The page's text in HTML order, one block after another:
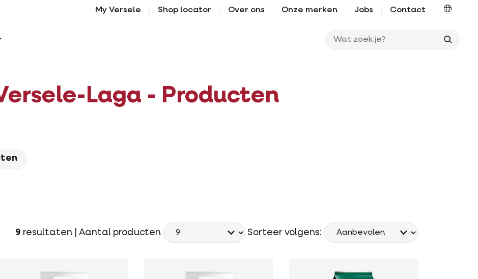
My Versele Shop locator Over ons Onze merken Jobs Contact
Laga - Producten
9 resultaten | Aantal producten Sorteer volgens: